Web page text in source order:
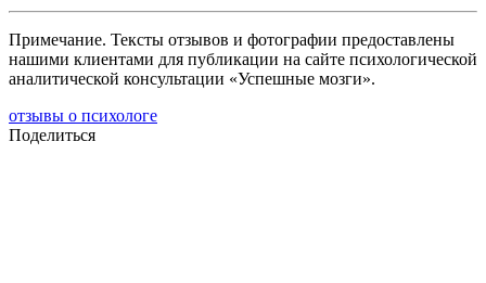
Примечание. Тексты отзывов и фотографии предоставлены
нашими клиентами для публикации на сайте психологической
аналитической консультации «Успешные мозги».
отзывы о психологе
Поделиться